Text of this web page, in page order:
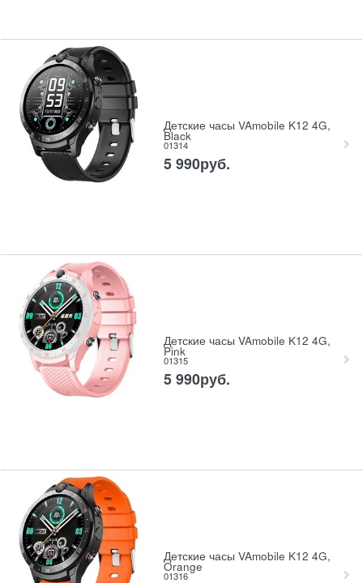
Детские часы VAmobile K12 4G,
Black
01314
5 990руб.
Детские часы VAmobile K12 4G,
Pink
01315
5 990руб.
Детские часы VAmobile K12 4G,
Orange
01316